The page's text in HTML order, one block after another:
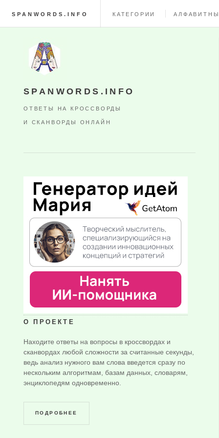
SPANWORDS.INFO КАТЕГОРИИ
SPANWORDS.INFO
ОТВЕТЫ НА КРОССВОРДЫ
И СКАНВОРДЫ ОНЛАЙН
О ПРОЕКТЕ
Находите ответы на вопросы в кроссвордах и
сканвордах любой сложности за считанные секунды,
ведь анализ нужного вам слова введется сразу по
нескольким алгоритмам, базам данных, словарям,
энциклопедям одновременно.
ПОДРОБНЕЕ